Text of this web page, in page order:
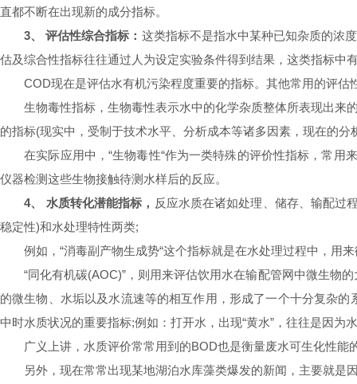
直都不断在出现新的成分指标。
3、 评估性综合指标： 这类指标不是指水中某种已知杂质的浓
估及综合性指标往往通过人为设定实验条件得到结果，这类指标
COD现在是评估水有机污染程度重要的指标。其他常用的评估
生物毒性指标，生物毒性表示水中的化学杂质整体所表现出来
的指标(现实中，受制于技术水平、分析成本等诸多因素，现在的
在实际应用中，“生物毒性“作为一类特殊的评价性指标，常用
仪器检测这些生物接触待测水样后的反应。
4、 水质转化潜能指标， 反应水质在诸如处理、储存、输配过
稳定性)和水处理特性两类;
例如，“消毒副产物生成势“这个指标就是在水处理过程中，用
“同化有机碳(AOC)”，则用来评估饮用水在输配管网中微生物的
的微生物、水垢以及水流速等的相互作用，形成了一个十分复杂
中时水质状况的重要指标;例如：打开水，出现“黄水”，往往是因
广义上讲，水质评价常常用到的BOD也是衡量废水可生化性能
另外，现在常常出现某地湖泊水库藻类爆发的新闻，主要就是因